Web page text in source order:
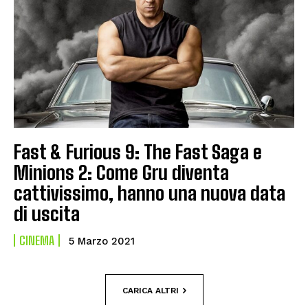
Fast & Furious 9: The Fast Saga e
Minions 2: Come Gru diventa
cattivissimo, hanno una nuova data
di uscita
CINEMA 5 Marzo 2021
CARICA ALTRI